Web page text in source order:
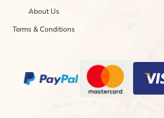
About Us
Terms & Conditions